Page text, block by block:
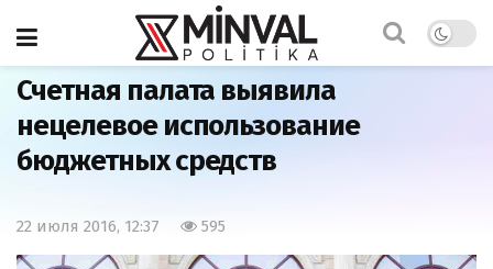
Главная Азербайджан
Счетная палата выявила
нецелевое использование
бюджетных средств
22 июля 2016, 12:37 595